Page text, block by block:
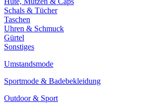
Schals & Tücher
Taschen
Uhren & Schmuck
Gürtel
Sonstiges
Umstandsmode
Sportmode & Badebekleidung
Outdoor & Sport